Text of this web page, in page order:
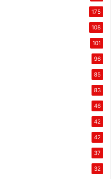
175
108
101
96
85
83
46
42
42
37
32